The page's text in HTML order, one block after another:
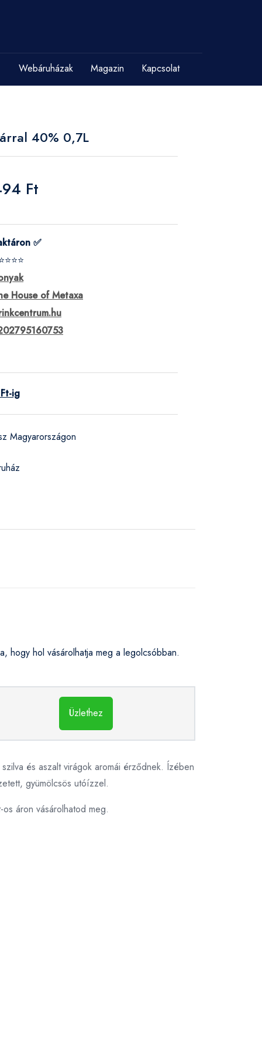
Webáruházak Magazin Kapcsolat
40% 0,7L
Ft
✅
House of Metaxa
ig
Magyarországon
hogy hol vásárolhatja meg a legolcsóbban.
Üzlethez
és aszalt virágok aromái érződnek. Ízében
gyümölcsös utóízzel.
áron vásárolhatod meg.